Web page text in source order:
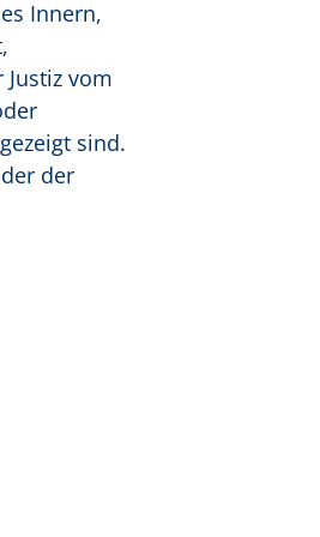
Innern,
vom
sind.
der